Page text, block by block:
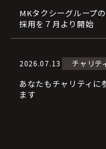
MKタクシーグループ
採用を７月より開始
2026.07.13 チャリテ
あなたもチャリティに
ます